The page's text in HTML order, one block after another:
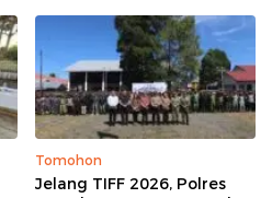
Tomohon
Jelang TIFF 2026, Polres